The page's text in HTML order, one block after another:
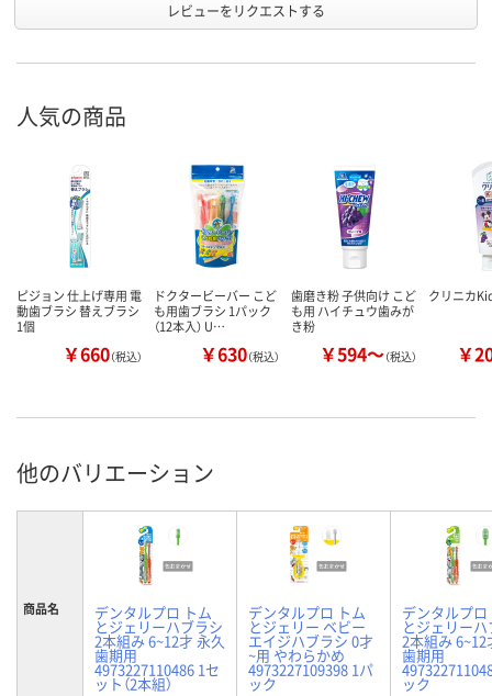
レビューをリクエストする
人気の商品
ピジョン 仕上げ専用 電
動歯ブラシ 替えブラシ
1個
￥660（税込）
ドクタービーバー こど
も用歯ブラシ 1パック
（12本入） U…
￥630（税込）
歯磨き粉 子供向け こど
も用 ハイチュウ歯みが
き粉
￥594～（税込）
クリニカ
￥
他のバリエーション
商品名 デンタルプロ トム
とジェリーハブラシ
2本組み 6~12才 永久
歯期用
4973227110486 1セ
ット（2本組）
デンタルプロ トム
とジェリー ベビー
エイジハブラシ 0才
~用 やわらかめ
4973227109398 1パ
ック
デンタルプロ
とジェリー
2本組み 6~12
歯期用
ック